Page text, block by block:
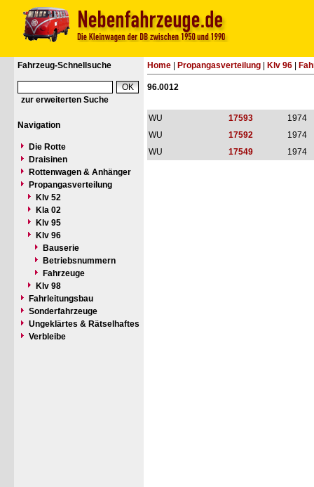
Fahrzeug-Schnellsuche
zur erweiterten Suche
Navigation
Die Rotte
Draisinen
Rottenwagen & Anhänger
Propangasverteilung
Klv 52
Kla 02
Klv 95
Klv 96
Bauserie
Betriebsnummern
Fahrzeuge
Klv 98
Fahrleitungsbau
Sonderfahrzeuge
Ungeklärtes & Rätselhaftes
Verbleibe
Home Propangasverteilung Klv 96
96.0012
WU 17593
1974
WU
17592
1974
WU
17549 1974